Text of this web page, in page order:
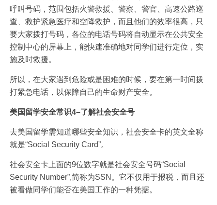
呼叫号码，范围包括火警救援、警察、警官、高速公路巡
查、救护紧急医疗和空降救护，而且他们的效率很高，只
要大家拨打号码，各位的电话号码将自动显示在公共安全
控制中心的屏幕上，能快速准确地对同学们进行定位，实
施及时救援。
所以，在大家遇到危险或是困难的时候，要在第一时间拨
打紧急电话，以保障自己的生命财产安全。
美国留学安全常识4–了解社会安全号
去美国留学需知道哪些安全知识，社会安全卡的英文全称
就是“Social Security Card”。
社会安全卡上面的9位数字就是社会安全号码“Social
Security Number”,简称为SSN。它不仅用于报税，而且还
被看做同学们能否在美国工作的一种凭据。